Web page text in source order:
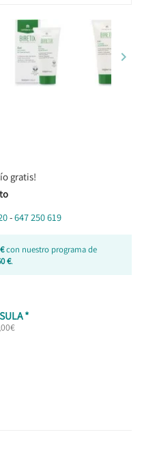

gratis!
-647 250 619
con nuestro programa de
€.
*